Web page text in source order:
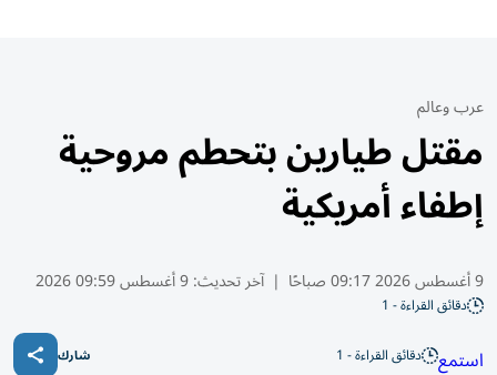
عرب وعالم
مقتل طيارين بتحطم مروحية
إطفاء أمريكية
9 أغسطس 2026 09:17 صباحًا | آخر تحديث:9 أغسطس 09:59 2026
دقائق القراءة - 1
استمع دقائق القراءة - 1 شارك